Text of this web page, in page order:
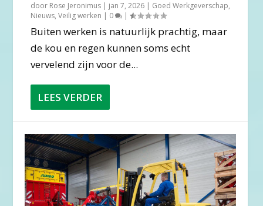
door Rose Jeronimus | jan 7, 2026 | Goed Werkgeverschap,
Nieuws,Veilig werken | 0 |
Buiten werken is natuurlijk prachtig, maar
de kou en regen kunnen soms echt
vervelend zijn voor de...
LEES VERDER